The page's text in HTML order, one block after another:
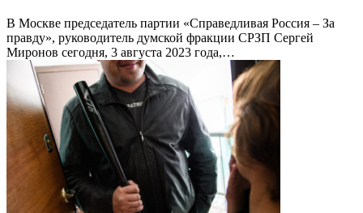
В Москве председатель партии «Справедливая Россия – За
правду», руководитель думской фракции СРЗП Сергей
Миронов сегодня, 3 августа 2023 года,…